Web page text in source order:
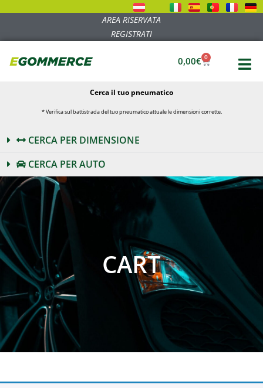
AREA RISERVATA
REGISTRATI
0,00€ 0
Cerca il tuo pneumatico
* Verifica sul battistrada del tuo pneumatico attuale le dimensioni corrette.
CERCA PER DIMENSIONE
CERCA PER AUTO
CART